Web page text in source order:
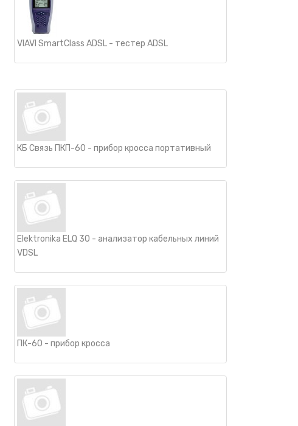
VIAVI SmartClass ADSL - тестер ADSL
КБ Связь ПКП-60 - прибор кросса портативный
Elektronika ELQ 30 - анализатор кабельных линий
VDSL
ПК-60 - прибор кросса